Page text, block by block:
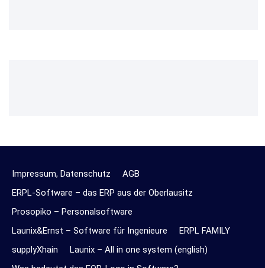
Impressum, Datenschutz
AGB
ERPL-Software – das ERP aus der Oberlausitz
Prosopiko – Personalsoftware
Launix&Ernst – Software für Ingenieure
ERPL FAMILY
supplyXhain
Launix – All in one system (english)